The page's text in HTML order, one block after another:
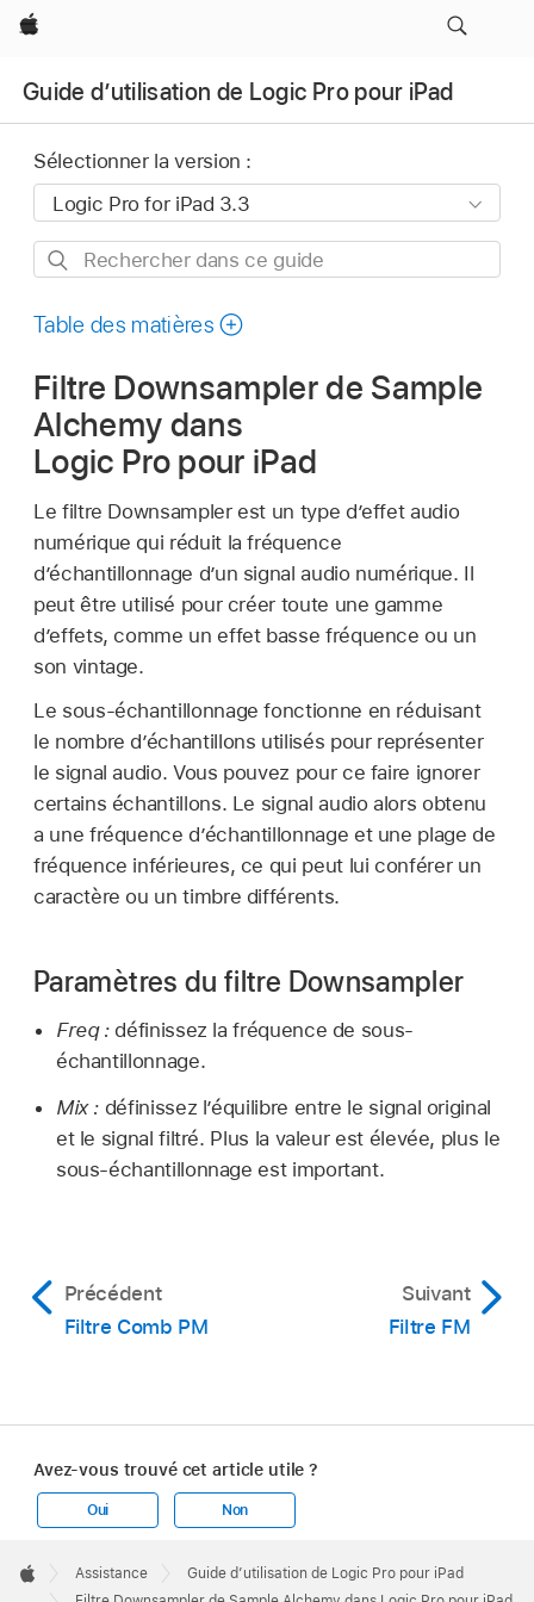
Apple
Guide d’utilisation de Logic Pro pour iPad
Sélectionner la version :
Rechercher
ce
Table des matières
Filtre Downsampler de Sample
Alchemy dans
Logic Pro pour iPad
Le filtre Downsampler est un type d’effet audio
numérique qui réduit la fréquence
d’échantillonnage d’un signal audio numérique. Il
peut être utilisé pour créer toute une gamme
d’effets, comme un effet basse fréquence ou un
son vintage.
Le sous-échantillonnage fonctionne en réduisant
le nombre d’échantillons utilisés pour représenter
le signal audio. Vous pouvez pour ce faire ignorer
certains échantillons. Le signal audio alors obtenu
a une fréquence d’échantillonnage et une plage de
fréquence inférieures, ce qui peut lui conférer un
caractère ou un timbre différents.
Paramètres du filtre Downsampler
Freq :définissez la fréquence de sous-
échantillonnage.
Mix : définissez l’équilibre entre le signal original
et le signal filtré. Plus la valeur est élevée, plus le
sous-échantillonnage est important.
Précédent
Filtre Comb PM
Suivant
Filtre FM
Avez-vous trouvé cet article utile ?
Oui Non
Footer

Apple
Assistance
Guide d’utilisation de Logic Pro pour iPad